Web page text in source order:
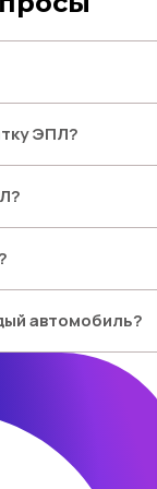
ЭПЛ?
автомобиль?